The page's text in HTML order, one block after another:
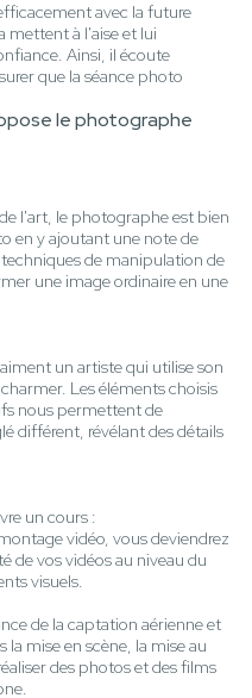
avec la future
mettent à l'aise et lui
Ainsi, il écoute
que la séance photo
le photographe
l'art, le photographe est bien
en y ajoutant une note de
de manipulation de
une image ordinaire en une
un artiste qui utilise son
Les éléments choisis
nous permettent de
différent, révélant des détails
un cours :
vidéo, vous deviendrez
de vos vidéos au niveau du
visuels.
de la captation aérienne et
mise en scène, la mise au
des photos et des films